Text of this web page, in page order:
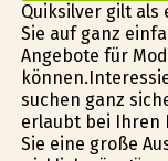
Quiksilver gilt als
Sie auf ganz
Angebote für
suchen ganz
erlaubt bei Ihren
Sie eine große